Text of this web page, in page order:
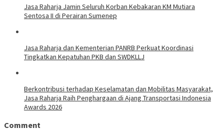
Jasa Raharja Jamin Seluruh Korban Kebakaran KM Mutiara
Sentosa II di Perairan Sumenep
Jasa Raharja dan Kementerian PANRB Perkuat Koordinasi
Tingkatkan Kepatuhan PKB dan SWDKLLJ
Berkontribusi terhadap Keselamatan dan Mobilitas Masyarakat,
Jasa Raharja Raih Penghargaan di Ajang Transportasi Indonesia
Awards 2026
Comment